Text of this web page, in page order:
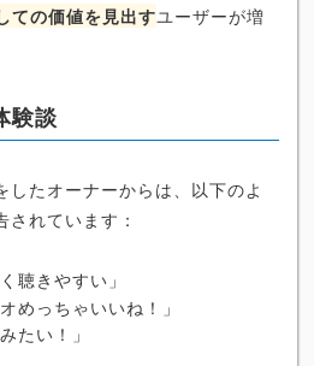
ての価値を見出すユーザーが増
験談
したオーナーからは、以下のよ
れています：
聴きやすい」
めっちゃいいね！」
たい！」